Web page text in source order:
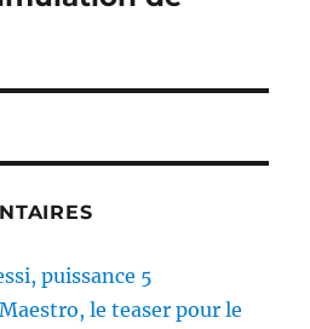
puissance 5
Maestro, le teaser pour le